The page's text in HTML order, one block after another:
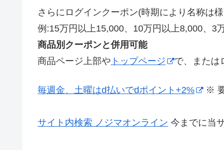
さらにログインクーポン(時期により名称は
例:15万円以上15,000、10万円以上8,000、3
商品別クーポンと併用可能
商品ページ上部や トップページ で、または
毎週金、土曜はd払いでdポイント+2% ※ 要
サイト内検索 ノジマオンライン 今までに当